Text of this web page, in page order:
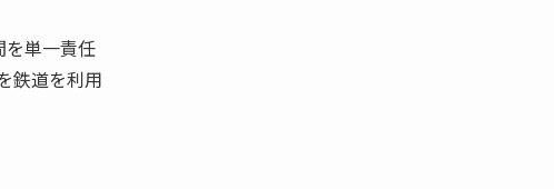
を単一責任
鉄道を利用